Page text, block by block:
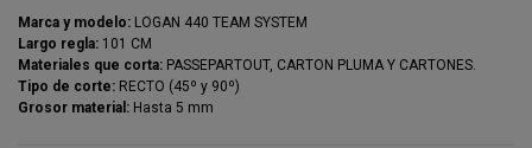
Marca y modelo: LOGAN 440 TEAM SYSTEM
Largo regla: 101 CM
Materiales que corta: PASSEPARTOUT, CARTON PLUMA Y CARTONES.
Tipo de corte: RECTO (45º y 90º)
Grosor material: Hasta 5 mm